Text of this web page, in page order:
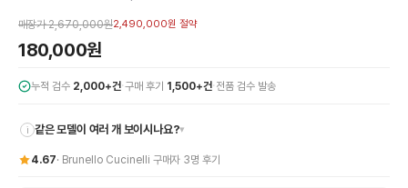
쿠폰과 적립금을 함께 사용할 수 있나요?
네, 쿠폰과 적립금을 결제 시 함께 사용하실 수 있습니다. 적립금은 1,000원 이상
신발은 정사이즈인가요?
대부분 정사이즈로 제작되나 모델에 따라 차이가 있을 수 있습니다. mm 기준 사
브루넬로 쿠치넬리 스트라이프 슬라이드 샌들
매장가2,670,000원2,490,000원 절약
180,000원
누적 검수 2,000+건·구매 후기 1,500+건· 전품 검수 발송
i 같은 모델이 여러 개 보이시나요?▾
4.67· Brunello Cucinelli 구매자 3명 후기